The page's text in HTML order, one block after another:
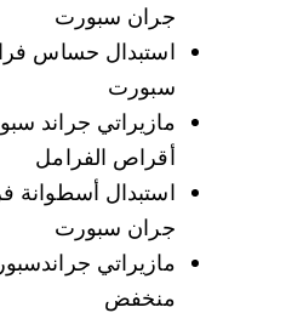
جران سبورت
استبدال حساس
سبورت
مازيراتي جراند
أقراص الفرامل
استبدال أسطوانة
جران سبورت
مازيراتي
منخفض